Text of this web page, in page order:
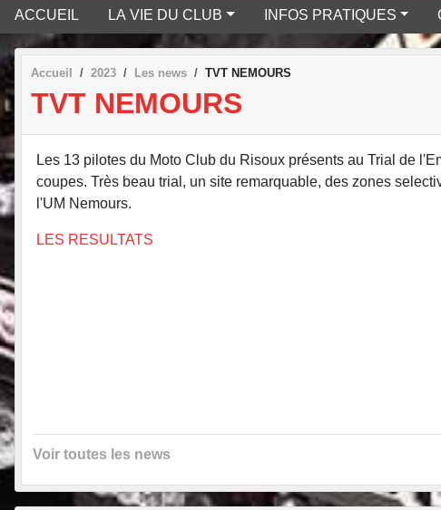
ACCUEIL LA VIE DU CLUB INFOS PRATIQUES
Accueil 2023 Les news TVT NEMOURS
TVT NEMOURS
Les 13 pilotes du Moto Club du Risoux présents au Trial de
coupes. Très beau trial, un site remarquable, des zones
l'UM Nemours.
LES RESULTATS
Voir toutes les news